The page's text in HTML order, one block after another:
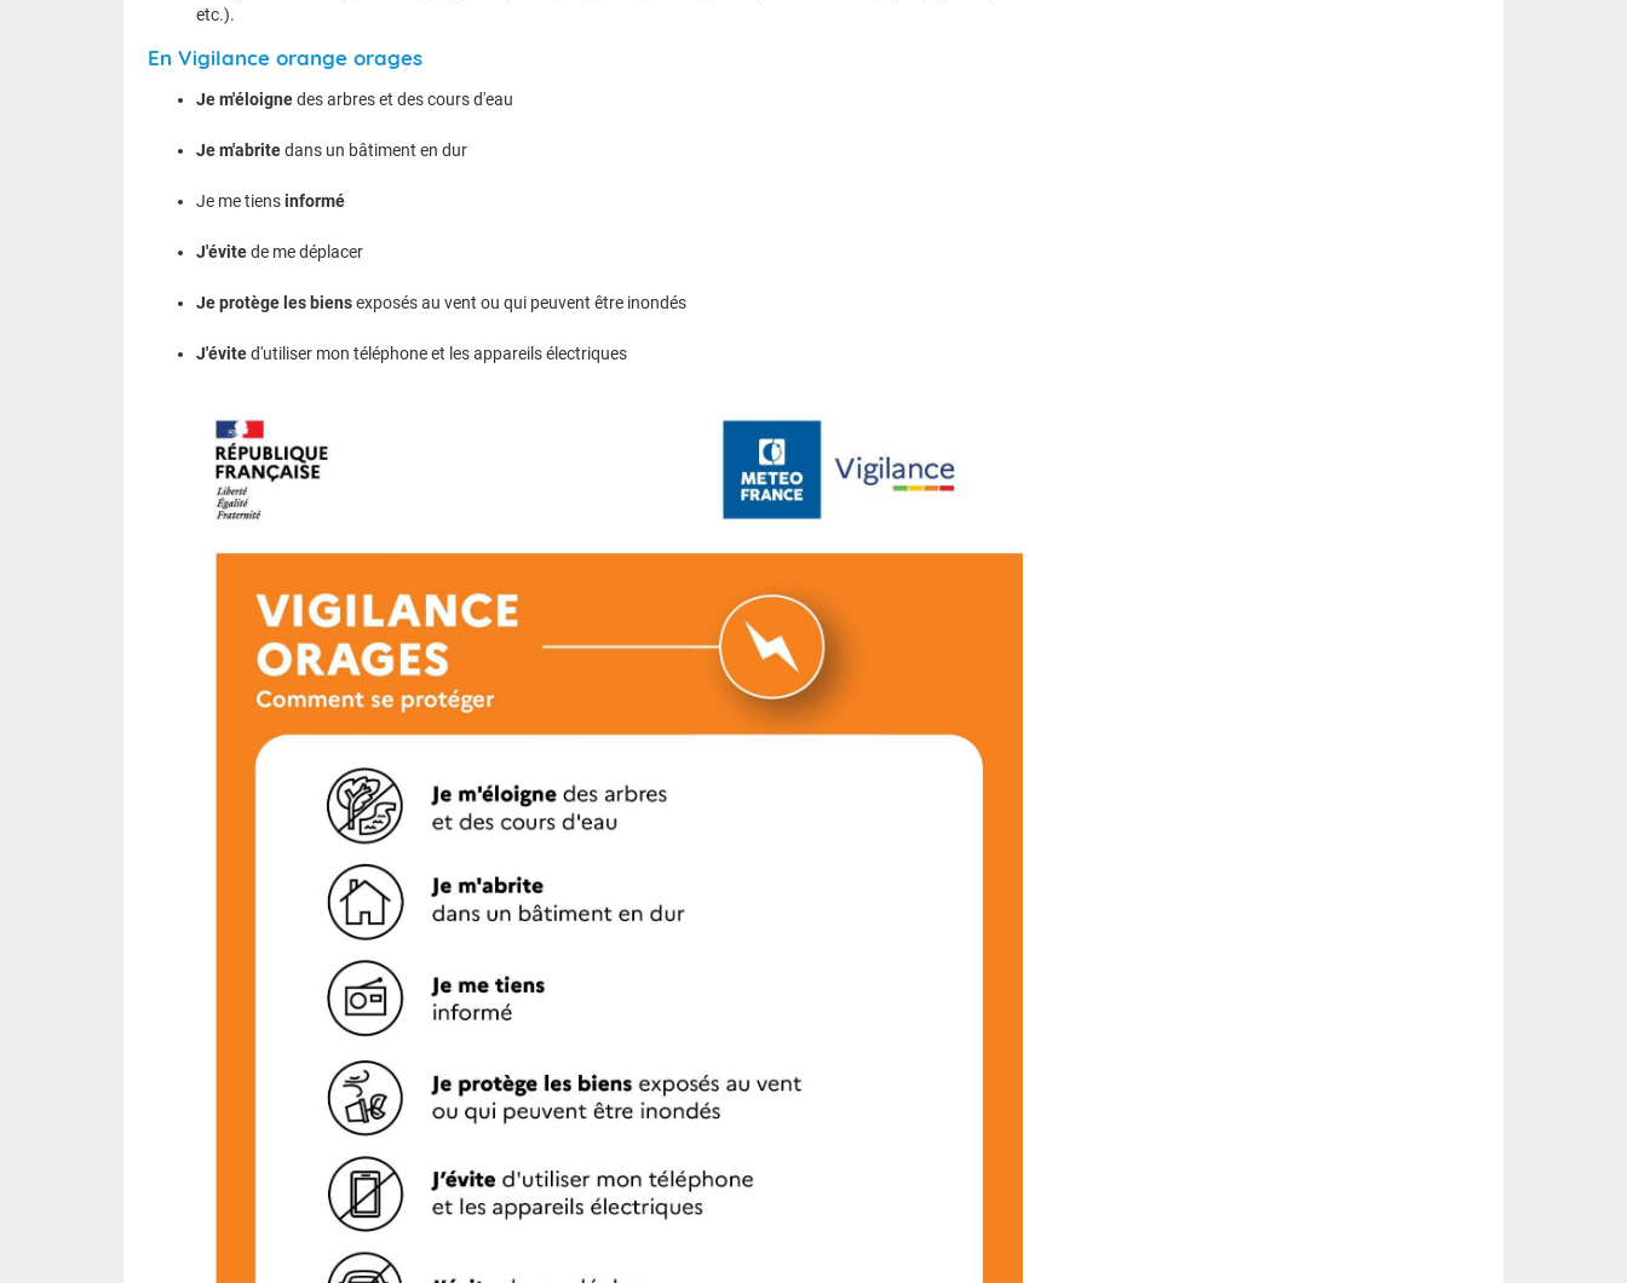
etc.).
En Vigilance orange orages
Je m'éloignedes arbres et des cours d'eau
Je m'abritedans un bâtiment en dur
Je me tiensinformé
J'évitede me déplacer
Je protège les biensexposés au vent ou qui peuvent être inondés
J'évited'utiliser mon téléphone et les appareils électriques